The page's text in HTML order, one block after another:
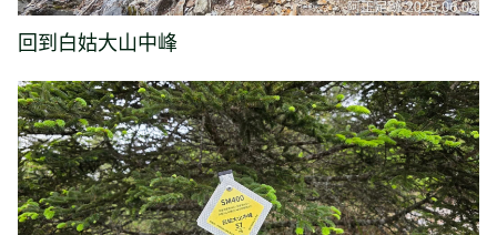
回到白姑大山中峰